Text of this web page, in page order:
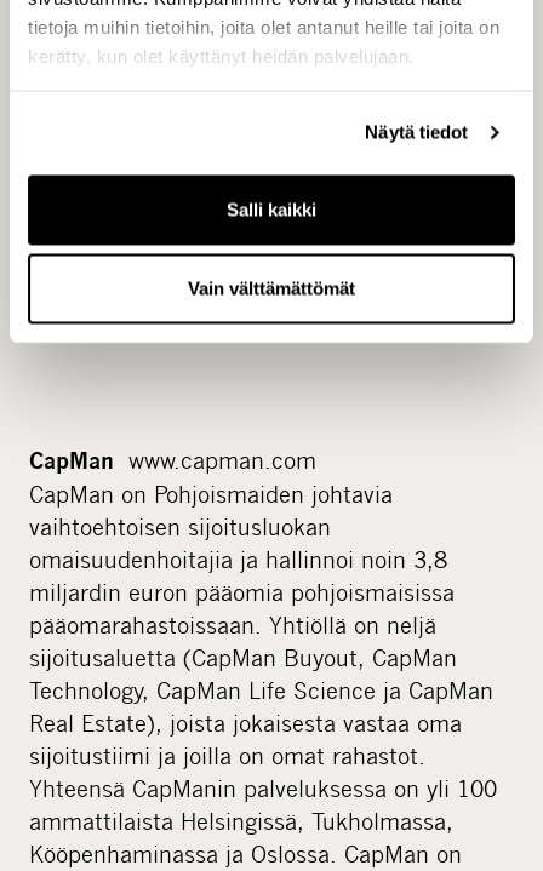
tietoja muihin tietoihin, joita olet antanut heille tai joita on
kerätty, kun olet käyttänyt heidän palvelujaan.
Näytä tiedot
Salli kaikki
Vain välttämättömät
www.capman.com
CapMan www.capman.com
CapMan on Pohjoismaiden johtavia
vaihtoehtoisen sijoitusluokan
omaisuudenhoitajia ja hallinnoi noin 3,8
miljardin euron pääomia pohjoismaisissa
pääomarahastoissaan. Yhtiöllä on neljä
sijoitusaluetta (CapMan Buyout, CapMan
Technology, CapMan Life Science ja CapMan
Real Estate), joista jokaisesta vastaa oma
sijoitustiimi ja joilla on omat rahastot.
Yhteensä CapManin palveluksessa on yli 100
ammattilaista Helsingissä, Tukholmassa,
Kööpenhaminassa ja Oslossa. CapMan on